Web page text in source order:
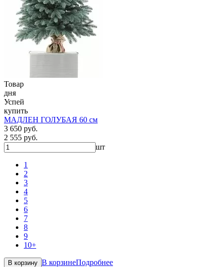
Товар
дня
Успей
купить
МАДЛЕН ГОЛУБАЯ 60 см
3 650 руб.
2 555 руб.
шт
1
2
3
4
5
6
7
8
9
10+
В корзину В корзинеПодробнее